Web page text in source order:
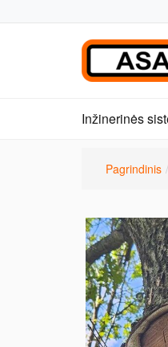
Inžinerinės
Pagrindinis